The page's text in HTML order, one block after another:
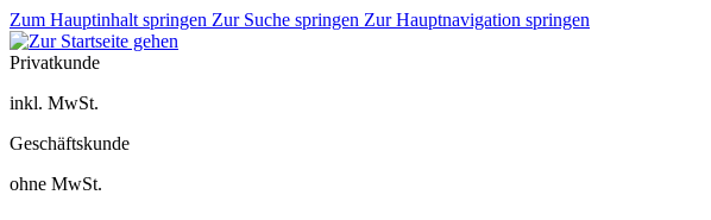
Zum Hauptinhalt springen Zur Suche springen Zur Hauptnavigation springen
Privatkunde
inkl. MwSt.
Geschäftskunde
ohne MwSt.